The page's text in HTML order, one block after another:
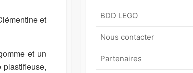
et
et un
plastifieuse,
BDD LEGO
Nous contacter
Partenaires